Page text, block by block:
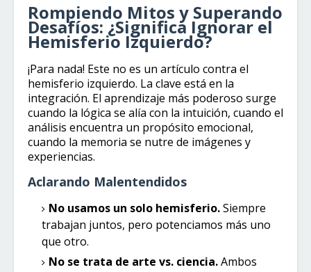
Rompiendo Mitos y Superando
Desafíos: ¿Significa Ignorar el
Hemisferio Izquierdo?
¡Para nada! Este no es un artículo contra el
hemisferio izquierdo. La clave está en la
integración. El aprendizaje más poderoso surge
cuando la lógica se alía con la intuición, cuando el
análisis encuentra un propósito emocional,
cuando la memoria se nutre de imágenes y
experiencias.
Aclarando Malentendidos
No usamos un solo hemisferio.Siempre
trabajan juntos, pero potenciamos más uno
que otro.
No se trata de arte vs. ciencia.Ambos